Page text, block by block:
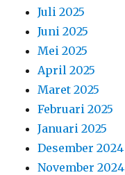
Juli 2025
Juni 2025
Mei 2025
April 2025
Maret 2025
Februari 2025
Januari 2025
Desember 2024
November 2024